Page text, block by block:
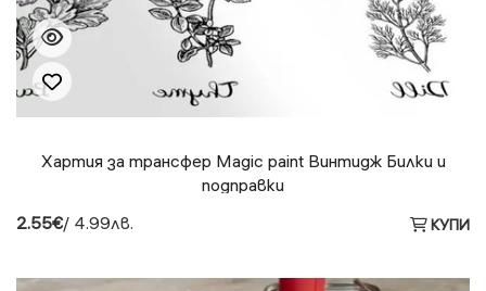
Хартия за трансфер Magic paint Винтидж Билки и
подправки
2.55€/ 4.99лв. КУПИ